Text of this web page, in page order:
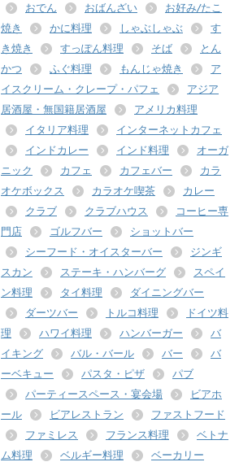
おでん
おばんざい
お好み/たこ
焼き
かに料理 しゃぶしゃぶ
す
き焼き
すっぽん料理 そば
とん
かつ
ふぐ料理 もんじゃ焼き
ア
イスクリーム・クレープ・パフェ
アジア
居酒屋・無国籍居酒屋
アメリカ料理
イタリア料理
インターネットカフェ
インドカレー
インド料理
オーガ
ニック
カフェ カフェバー
カラ
オケボックス
カラオケ喫茶
カレー
クラブ
クラブハウス
コーヒー専
門店
ゴルフバー
ショットバー
シーフード・オイスターバー
ジンギ
スカン
ステーキ・ハンバーグ
スペイ
ン料理
タイ料理
ダイニングバー
ダーツバー
トルコ料理
ドイツ料
理
ハワイ料理 ハンバーガー
バ
イキング
バル・バール バー
バ
ーベキュー
パスタ・ピザ
パブ
パーティースペース・宴会場
ビアホ
ール
ビアレストラン
ファストフード
ファミレス
フランス料理
ベトナ
ム料理
ベルギー料理
ベーカリー